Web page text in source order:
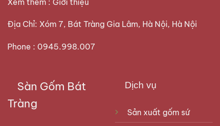
Địa Chỉ: Xóm 7, Bát Tràng Gia Lâm, Hà Nội, Hà Nội
Phone : 0945.998.007
Sàn Gốm Bát
Tràng
Dịch vụ
Sản xuất gốm sứ